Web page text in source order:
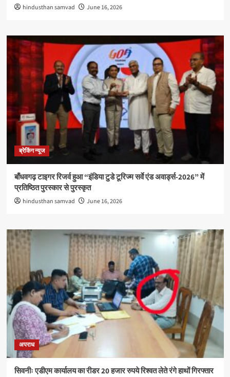
hindusthan samvad June 16, 2026
ब्रेकिंग न्यूज
बाँधवगढ़ टाइगर रिजर्व हुआ “इंडिया टुडे टूरिज्म सर्वे एंड अवार्ड्स-2026” में
प्रतिष्ठित पुरस्कार से पुरस्कृत
hindusthan samvad June 16, 2026
अपराध
सिवनीः एडीएम कार्यालय का रीडर 20 हजार रुपये रिश्वत लेते रंगे हाथों गिरफ्तार